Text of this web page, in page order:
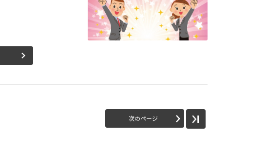
次のページ